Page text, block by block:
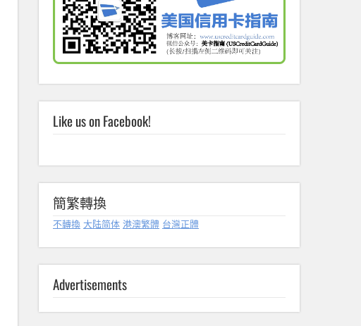
Like us on Facebook!
簡繁轉換
不轉換 大陆简体 港澳繁體 台灣正體
Advertisements